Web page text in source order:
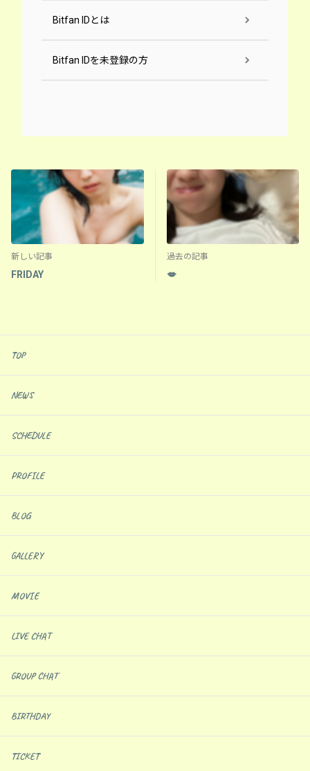
Bitfan IDとは
Bitfan IDを未登録の方
新しい記事
FRIDAY
過去の記事
💋
TOP
NEWS
SCHEDULE
PROFILE
BLOG
GALLERY
MOVIE
LIVE CHAT
GROUP CHAT
BIRTHDAY
TICKET